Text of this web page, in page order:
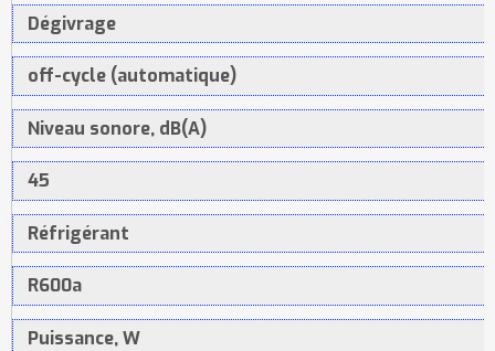
Dégivrage
off-cycle (automatique)
Niveau sonore, dB(A)
45
Réfrigérant
R600a
Puissance, W